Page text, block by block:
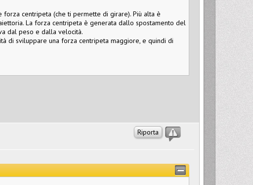
centripeta (che ti permette di girare). Più alta è
La forza centripeta è generata dallo spostamento del
dal peso e dalla velocità.
di sviluppare una forza centripeta maggiore, e quindi di
Riporta